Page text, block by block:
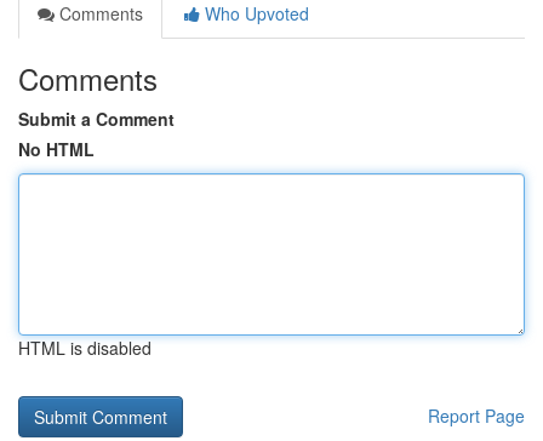
Comments
Who Upvoted
Comments
Submit a Comment
No HTML
HTML is disabled
Report Page